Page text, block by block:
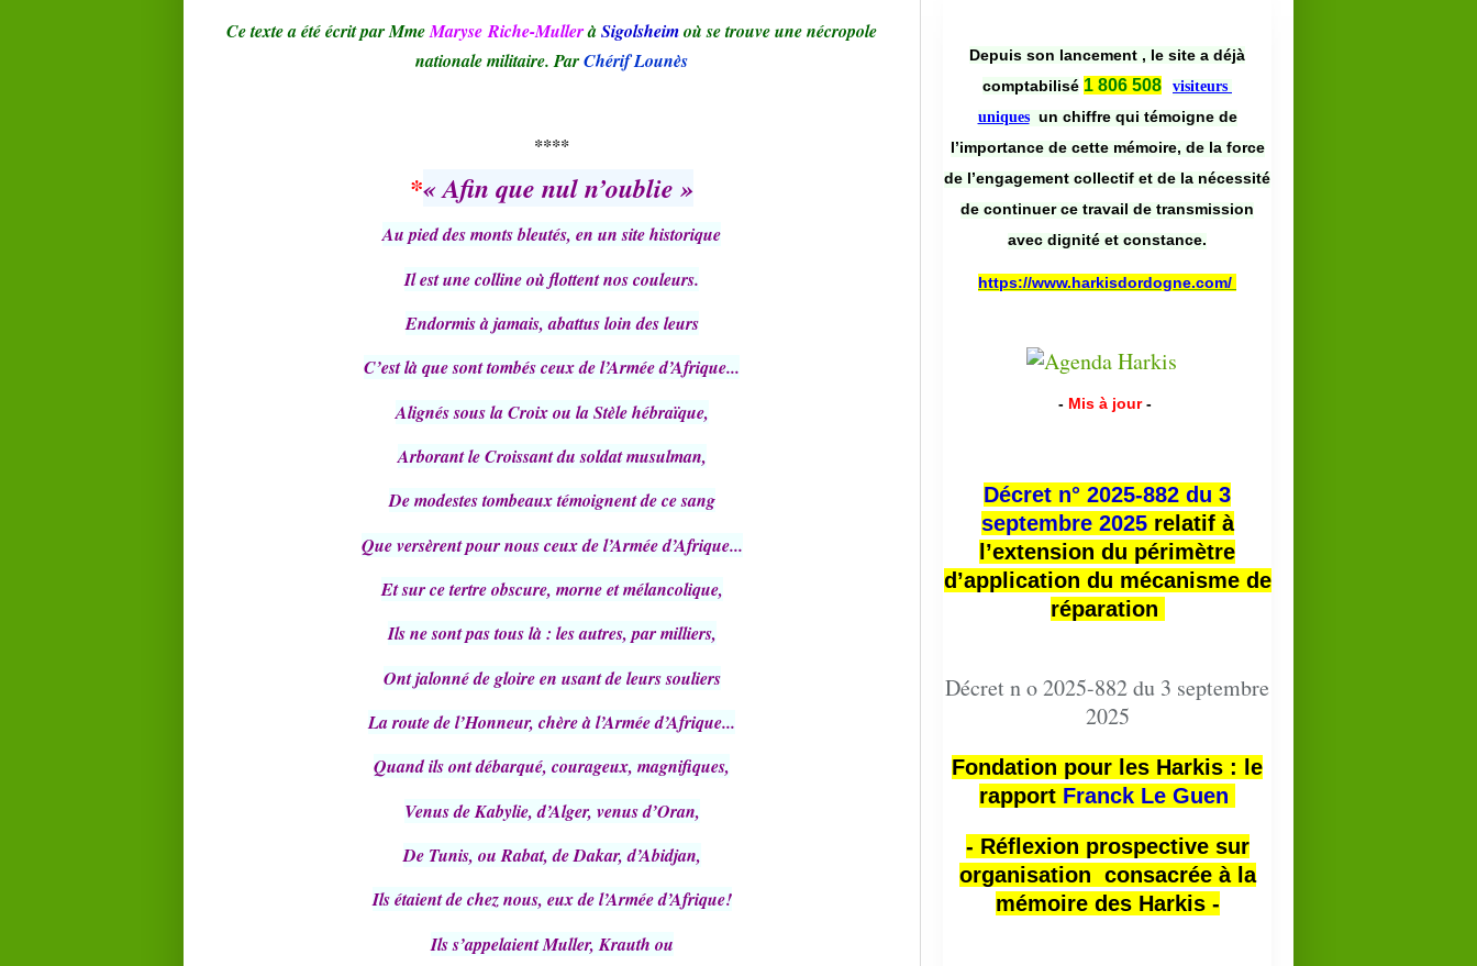
Ce texte a été écrit par MmeMaryseRiche-MulleràSigolsheimoù se trouve une nécropole
nationale militaire. ParChérif Lounès
****
*« Afin que nul n’oublie »
Au pied des monts bleutés, en un site historique
Il est une colline où flottent nos couleurs.
Endormis à jamais, abattus loin des leurs
C’est là que sont tombés ceux de l’Armée d’Afrique...
Alignés sous la Croix ou la Stèle hébraïque,
Arborant le Croissant du soldat musulman,
De modestes tombeaux témoignent de ce sang
Que versèrent pour nous ceux de l’Armée d’Afrique...
Et sur ce tertre obscure, morne et mélancolique,
Ils ne sont pas tous là : les autres, par milliers,
Ont jalonné de gloire en usant de leurs souliers
La route de l’Honneur, chère à l’Armée d’Afrique...
Quand ils ont débarqué, courageux, magnifiques,
Venus de Kabylie, d’Alger, venus d’Oran,
De Tunis, ou Rabat, de Dakar, d’Abidjan,
Ils étaient de chez nous, eux de l’Armée d’Afrique!
Ils s’appelaient Muller, Krauth ou
Depuis son lancement , le site a déjà
comptabilisé 1 806 508
visiteurs
uniques un chiffre qui témoigne de
l’importance de cette mémoire, de la force
de l’engagement collectif et de la nécessité
de continuer ce travail de transmission
avec dignité et constance.
https://www.harkisdordogne.com/
- Mis à jour -
Décret n° 2025-882 du 3
septembre 2025relatif à
l’extension du périmètre
d’application du mécanisme de
réparation
Décret n o 2025-882 du 3 septembre
2025
Fondation pour les Harkis : le
rapport Franck Le Guen
- Réflexion prospective sur
organisation consacrée à la
mémoire des Harkis -